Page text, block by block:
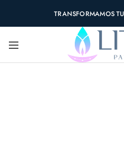
TRANSFORMAMOS